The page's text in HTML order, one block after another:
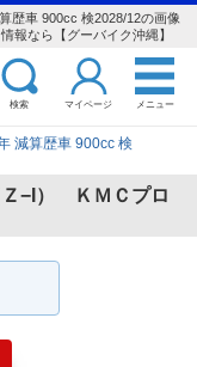
歴車 900cc 検2028/12の画像
報なら【グーバイク沖縄】
検索 マイページ メニュー
減算歴車 900cc 検
Ｚ−I） ＫＭＣプロ